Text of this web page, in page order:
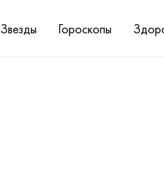
Звезды Гороскопы